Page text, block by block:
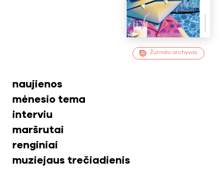
Žurnalo archyvas
naujienos
mėnesio tema
interviu
maršrutai
renginiai
muziejaus trečiadienis